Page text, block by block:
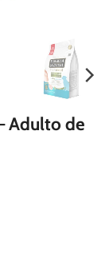
Adulto de